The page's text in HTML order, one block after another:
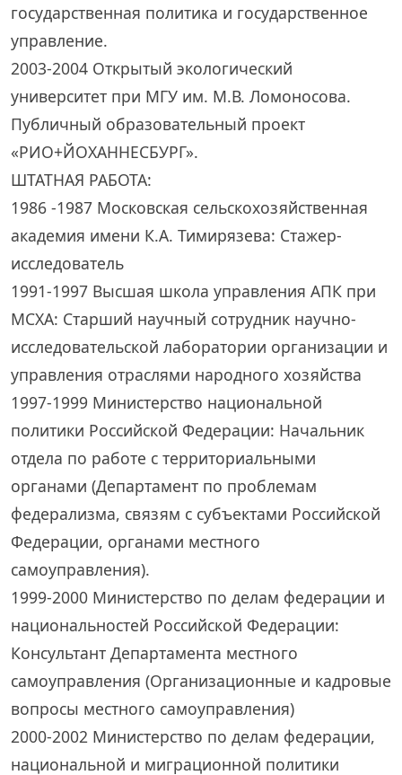
государственная политика и государственное
управление.
2003-2004 Открытый экологический
университет при МГУ им. М.В. Ломоносова.
Публичный образовательный проект
«РИО+ЙОХАННЕСБУРГ».
ШТАТНАЯ РАБОТА:
1986 -1987 Московская сельскохозяйственная
академия имени К.А. Тимирязева: Стажер-
исследователь
1991-1997 Высшая школа управления АПК при
МСХА: Старший научный сотрудник научно-
исследовательской лаборатории организации и
управления отраслями народного хозяйства
1997-1999 Министерство национальной
политики Российской Федерации: Начальник
отдела по работе с территориальными
органами (Департамент по проблемам
федерализма, связям с субъектами Российской
Федерации, органами местного
самоуправления).
1999-2000 Министерство по делам федерации и
национальностей Российской Федерации:
Консультант Департамента местного
самоуправления (Организационные и кадровые
вопросы местного самоуправления)
2000-2002 Министерство по делам федерации,
национальной и миграционной политики